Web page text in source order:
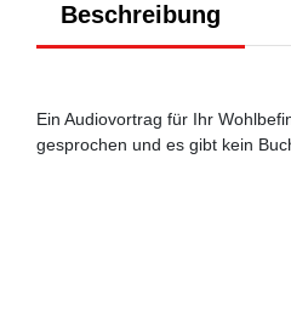
Beschreibung
Ein Audiovortrag für Ihr
gesprochen und es gibt kein